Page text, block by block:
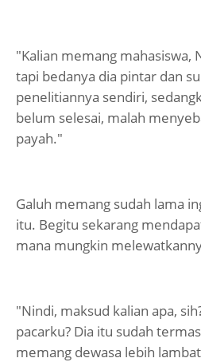
"Kalian memang mahasiswa,
tapi bedanya dia pintar dan
penelitiannya sendiri,
belum selesai, malah
payah."
Galuh memang sudah lama
itu. Begitu sekarang
mana mungkin
"Nindi, maksud kalian apa,
pacarku? Dia itu sudah
memang dewasa lebih